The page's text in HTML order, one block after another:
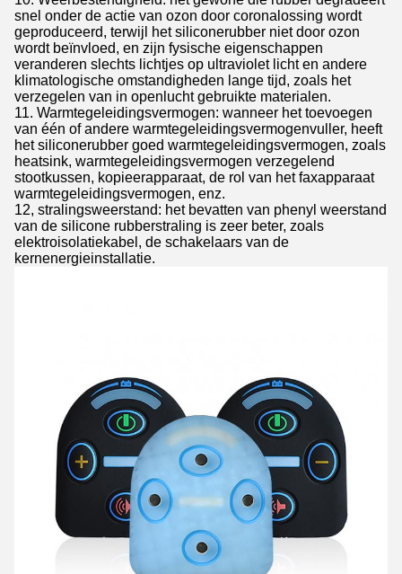
snel onder de actie van ozon door coronalossing wordt
geproduceerd, terwijl het siliconerubber niet door ozon
wordt beïnvloed, en zijn fysische eigenschappen
veranderen slechts lichtjes op ultraviolet licht en andere
klimatologische omstandigheden lange tijd, zoals het
verzegelen van in openlucht gebruikte materialen.
11. Warmtegeleidingsvermogen: wanneer het toevoegen
van één of andere warmtegeleidingsvermogenvuller, heeft
het siliconerubber goed warmtegeleidingsvermogen, zoals
heatsink, warmtegeleidingsvermogen verzegelend
stootkussen, kopieerapparaat, de rol van het faxapparaat
warmtegeleidingsvermogen, enz.
12, stralingsweerstand: het bevatten van phenyl weerstand
van de silicone rubberstraling is zeer beter, zoals
elektroisolatiekabel, de schakelaars van de
kernenergieinstallatie.